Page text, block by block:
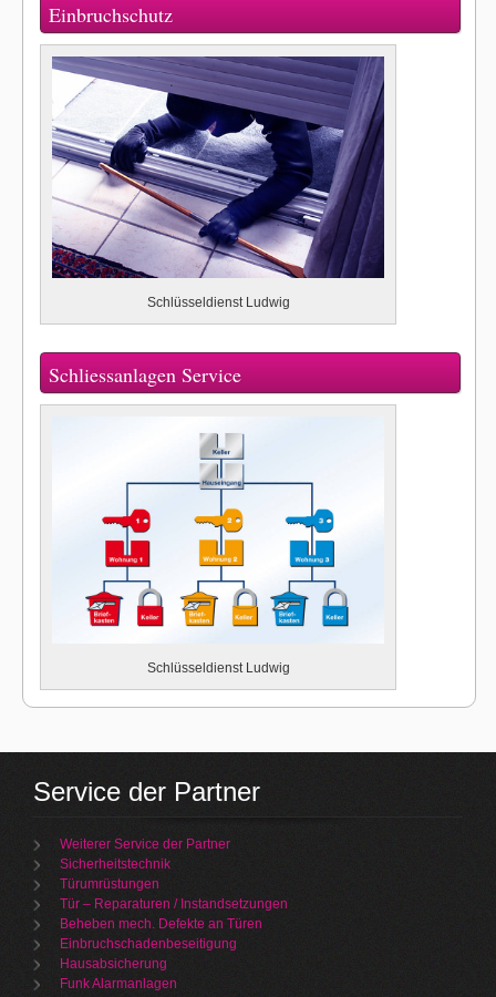
Einbruchschutz
Schlüsseldienst Ludwig
Schliessanlagen Service
Schlüsseldienst Ludwig
Service der Partner
Weiterer Service der Partner
Sicherheitstechnik
Türumrüstungen
Tür – Reparaturen / Instandsetzungen
Beheben mech. Defekte an Türen
Einbruchschadenbeseitigung
Hausabsicherung
Funk Alarmanlagen